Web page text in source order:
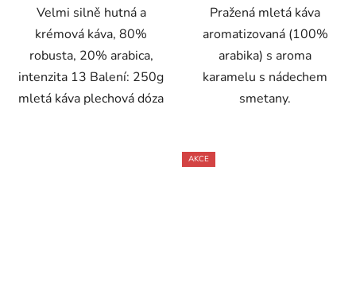
Velmi silně hutná a
krémová káva, 80%
robusta, 20% arabica,
intenzita 13 Balení: 250g
mletá káva plechová dóza
Pražená mletá káva
aromatizovaná (100%
arabika) s aroma
karamelu s nádechem
smetany.
AKCE